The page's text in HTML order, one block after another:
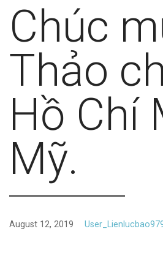
Chúc
Thảo
Hồ Chí
Mỹ.
August 12, 2019